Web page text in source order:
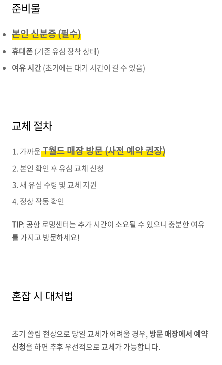
준비물
본인 신분증(필수)
휴대폰(기존 유심 장착 상태)
여유 시간(초기에는 대기 시간이 길 수 있음)
교체 절차
가까운T월드 매장 방문 (사전 예약 권장)
본인 확인 후 유심 교체 신청
새 유심 수령 및 교체 지원
정상 작동 확인
TIP: 공항 로밍센터는 추가 시간이 소요될 수 있으니 충분한 여유
를 가지고 방문하세요!
혼잡 시 대처법
초기 쏠림 현상으로 당일 교체가 어려울 경우, 방문 매장에서 예약
신청을 하면 추후 우선적으로 교체가 가능합니다.